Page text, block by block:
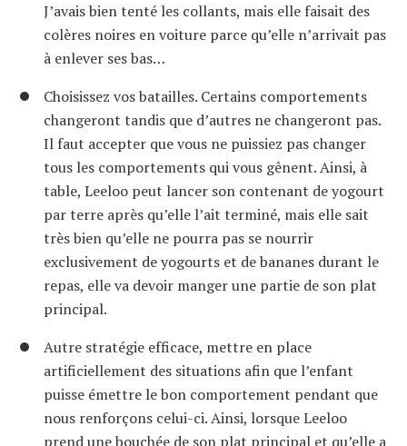
J’avais bien tenté les collants, mais elle faisait des
colères noires en voiture parce qu’elle n’arrivait pas
à enlever ses bas…
Choisissez vos batailles. Certains comportements
changeront tandis que d’autres ne changeront pas.
Il faut accepter que vous ne puissiez pas changer
tous les comportements qui vous gênent. Ainsi, à
table, Leeloo peut lancer son contenant de yogourt
par terre après qu’elle l’ait terminé, mais elle sait
très bien qu’elle ne pourra pas se nourrir
exclusivement de yogourts et de bananes durant le
repas, elle va devoir manger une partie de son plat
principal.
Autre stratégie efficace, mettre en place
artificiellement des situations afin que l’enfant
puisse émettre le bon comportement pendant que
nous renforçons celui-ci. Ainsi, lorsque Leeloo
prend une bouchée de son plat principal et qu’elle a